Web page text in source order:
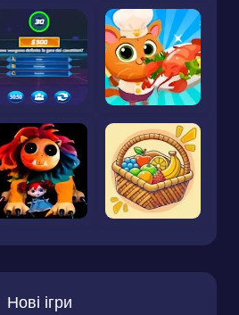
Нові ігри